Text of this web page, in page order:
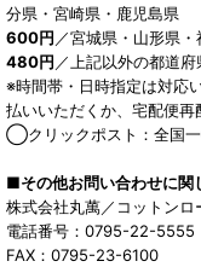
分県・宮崎県・鹿児島県
600円 ／宮城県・山形県・
480円 ／上記以外の都道府
※時間帯・日時指定は対応
払いいただくか、宅配便再
◯クリックポスト：全国
■その他お問い合わせに関
株式会社丸萬／コットンロ
電話番号：0795-22-5555
FAX：0795-23-6100